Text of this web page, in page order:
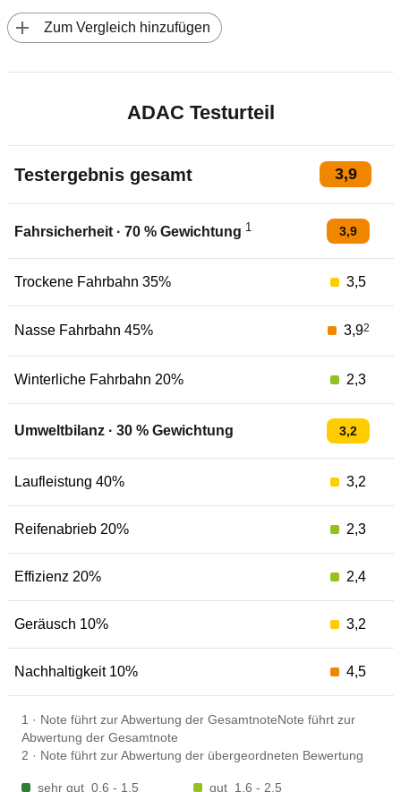
Zum Vergleich hinzufügen
ADAC Testurteil
Testergebnis gesamt 3,9
Fahrsicherheit · 70 % Gewichtung 1 3,9
Trockene Fahrbahn 35% 3,5
Nasse Fahrbahn 45% 3,92
Winterliche Fahrbahn 20% 2,3
Umweltbilanz · 30 % Gewichtung 3,2
Laufleistung 40% 3,2
Reifenabrieb 20% 2,3
Effizienz 20% 2,4
Geräusch 10% 3,2
Nachhaltigkeit 10% 4,5
1 · Note führt zur Abwertung der GesamtnoteNote führt zur
Abwertung der Gesamtnote
2 · Note führt zur Abwertung der übergeordneten Bewertung
sehr gut 0,6 - 1,5 gut 1,6 - 2,5